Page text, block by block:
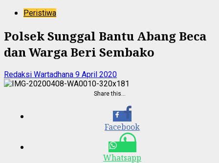
Peristiwa
Polsek Sunggal Bantu Abang Beca
dan Warga Beri Sembako
Redaksi Wartadhana 9 April 2020
Share this…
Facebook
Whatsapp